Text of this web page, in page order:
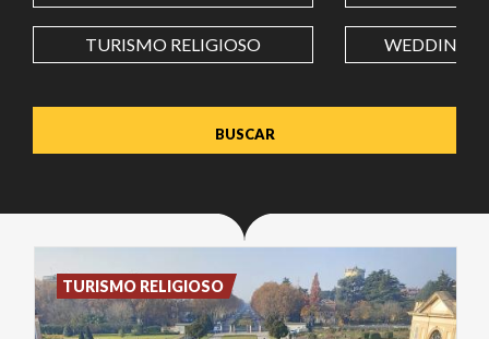
Value in decimal degrees. Use dot (.) as decimal separator.
TURISMO RELIGIOSO WEDDING
TURISMO RELIGIOSO